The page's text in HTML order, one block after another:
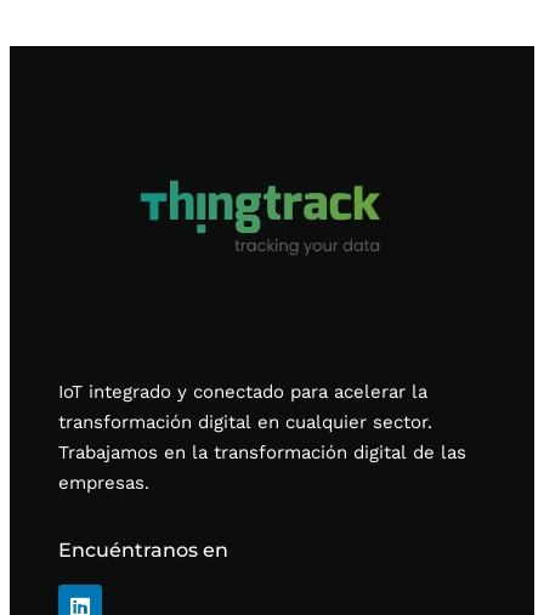
IoT integrado y conectado para acelerar la
transformación digital en cualquier sector.
Trabajamos en la transformación digital de las
empresas.
Encuéntranos en